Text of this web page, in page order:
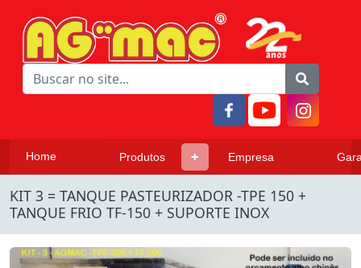
Home Produtos Empresa
KIT 3 = TANQUE PASTEURIZADOR -TPE 150 +
TANQUE FRIO TF-150 + SUPORTE INOX